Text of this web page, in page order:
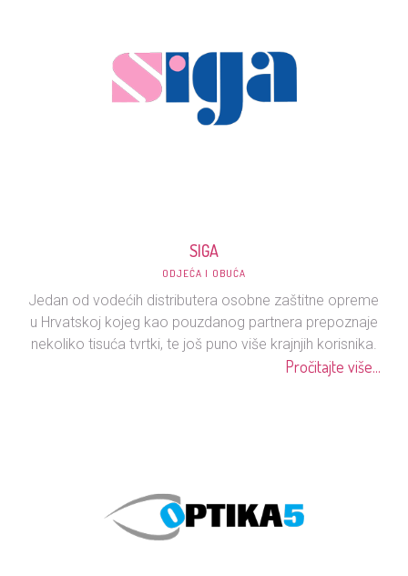
SIGA
ODJEĆA I OBUĆA
Jedan od vodećih distributera osobne zaštitne opreme
u Hrvatskoj kojeg kao pouzdanog partnera prepoznaje
nekoliko tisuća tvrtki, te još puno više krajnjih korisnika.
Pročitajte više...